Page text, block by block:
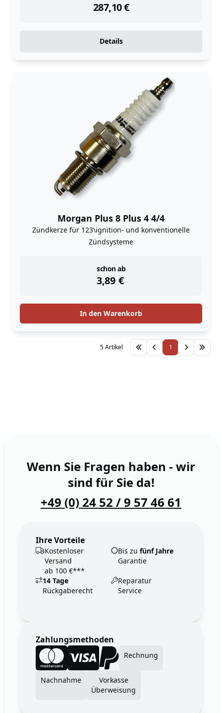
287,10€
Details
Morgan Plus 8 Plus 4 4/4
Zündkerze für 123\ignition- und konventionelle
Zündsysteme
schon ab
3,89 €
instock
In den Warenkorb
1
5 Artikel
Wenn Sie Fragen haben - wir
sind für Sie da!
+49 (0) 24 52 / 9 57 46 61
Ihre Vorteile
Kostenloser
Versand
ab 100 €***
Bis zu fünf Jahre
Garantie
14 Tage
Rückgaberecht
Reparatur
Service
Zahlungsmethoden
Rechnung
Nachnahme
Vorkasse
Überweisung